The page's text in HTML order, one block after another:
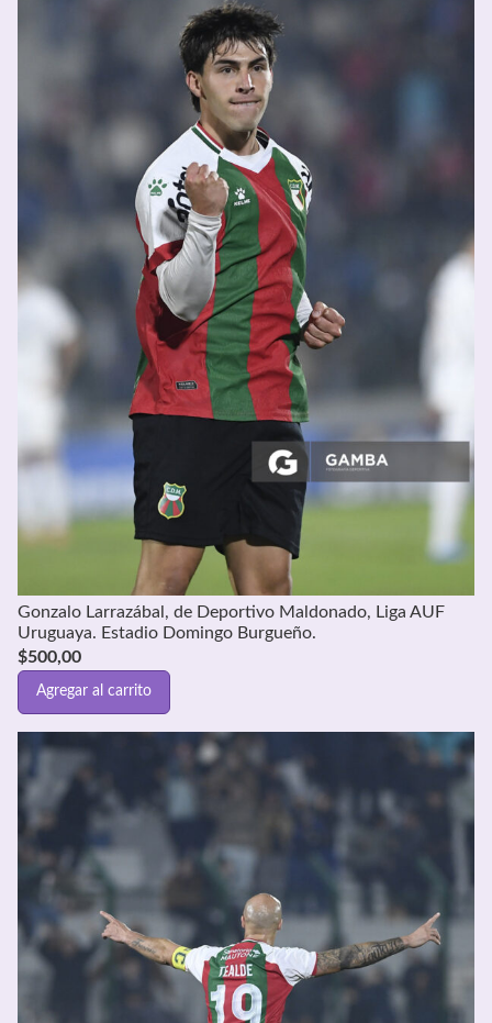
Gonzalo Larrazábal, de Deportivo Maldonado, Liga AUF
Uruguaya. Estadio Domingo Burgueño.
$500,00
Agregar al carrito